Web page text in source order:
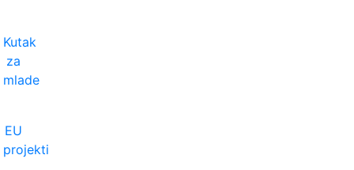
Kutak
za
mlade
EU
projekti